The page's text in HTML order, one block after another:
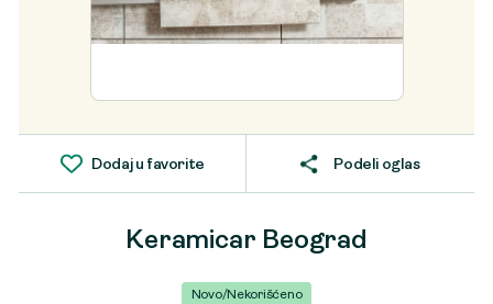
Dodaj u favorite Podeli oglas
Keramicar Beograd
Novo/Nekorišćeno